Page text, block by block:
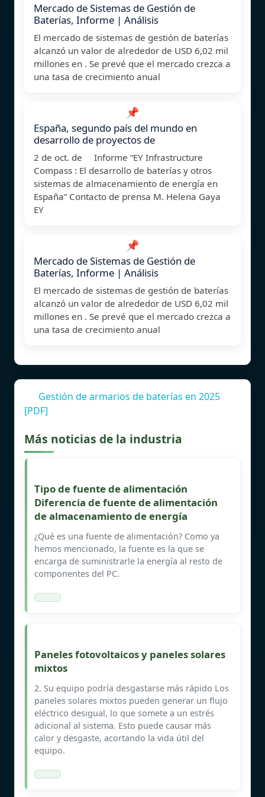
Mercado de Sistemas de Gestión de
Baterías, Informe | Análisis
El mercado de sistemas de gestión de baterías
alcanzó un valor de alrededor de USD 6,02 mil
millones en . Se prevé que el mercado crezca a
una tasa de crecimiento anual
📌
España, segundo país del mundo en
desarrollo de proyectos de
2 de oct. de Informe “EY Infrastructure
Compass : El desarrollo de baterías y otros
sistemas de almacenamiento de energía en
España” Contacto de prensa M. Helena Gaya
EY
📌
Mercado de Sistemas de Gestión de
Baterías, Informe | Análisis
El mercado de sistemas de gestión de baterías
alcanzó un valor de alrededor de USD 6,02 mil
millones en . Se prevé que el mercado crezca a
una tasa de crecimiento anual
Gestión de armarios de baterías en 2025
[PDF]
Más noticias de la industria
Tipo de fuente de alimentación
Diferencia de fuente de alimentación
de almacenamiento de energía
¿Qué es una fuente de alimentación? Como ya
hemos mencionado, la fuente es la que se
encarga de suministrarle la energía al resto de
componentes del PC.
Paneles fotovoltaicos y paneles solares
mixtos
2. Su equipo podría desgastarse más rápido Los
paneles solares mixtos pueden generar un flujo
eléctrico desigual, lo que somete a un estrés
adicional al sistema. Esto puede causar más
calor y desgaste, acortando la vida útil del
equipo.